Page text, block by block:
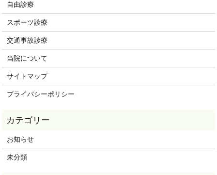
自由診療
スポーツ診療
交通事故診療
当院について
サイトマップ
プライバシーポリシー
お知らせ
未分類